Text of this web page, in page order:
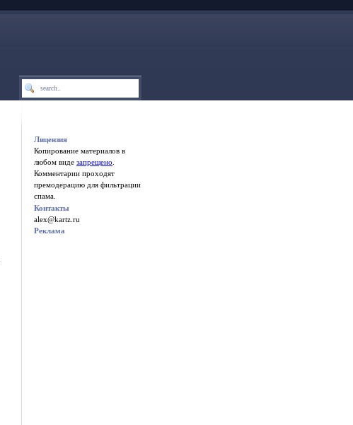
Лицензия
Копирование материалов в
любом виде запрещено
Комментарии проходят
премодерацию для фильтрации
спама.
Контакты
alex@kartz.ru
Реклама